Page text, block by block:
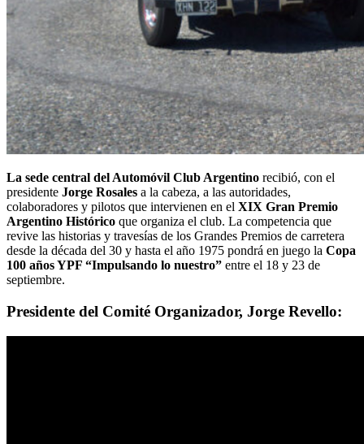
La sede central del Automóvil Club Argentino recibió, con el
presidente Jorge Rosales a la cabeza, a las autoridades,
colaboradores y pilotos que intervienen en el XIX Gran Premio
Argentino Histórico que organiza el club. La competencia que
revive las historias y travesías de los Grandes Premios de carretera
desde la década del 30 y hasta el año 1975 pondrá en juego la Copa
100 años YPF “Impulsando lo nuestro” entre el 18 y 23 de
septiembre.
Presidente del Comité Organizador, Jorge Revello: